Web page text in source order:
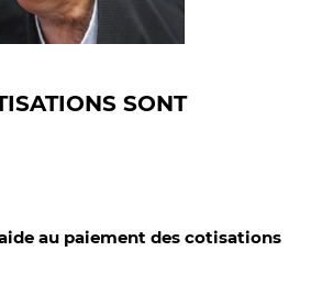
SONT
au paiement des cotisations